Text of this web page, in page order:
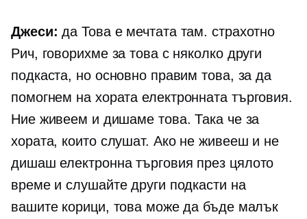
Джеси: да Това е мечтата там. страхотно
Рич, говорихме за това с няколко други
подкаста, но основно правим това, за да
помогнем на хоратаелектронната търговия.
Ние живеем и дишаме това. Така че за
хората, които слушат. Ако не живееш и не
дишашелектронна търговия през цялото
време и слушайте други подкасти на
вашите корици, това може да бъде малък